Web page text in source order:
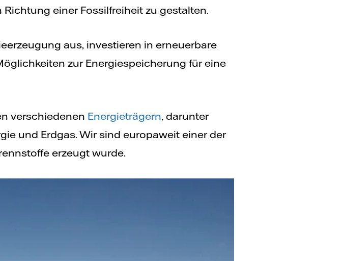
einer Fossilfreiheit zu gestalten.
aus, investieren in erneuerbare
zur Energiespeicherung für eine
verschiedenen Energieträgern, darunter
und Erdgas. Wir sind europaweit einer der
erzeugt wurde.